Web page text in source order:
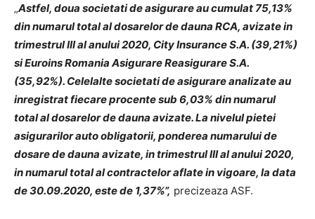
„Astfel, doua societati de asigurare au cumulat 75,13%
din numarul total al dosarelor de dauna RCA, avizate in
trimestrul III al anului 2020, City Insurance S.A. (39,21%)
si Euroins Romania Asigurare Reasigurare S.A.
(35,92%). Celelalte societati de asigurare analizate au
inregistrat fiecare procente sub 6,03% din numarul
total al dosarelor de dauna avizate. La nivelul pietei
asigurarilor auto obligatorii, ponderea numarului de
dosare de dauna avizate, in trimestrul III al anului 2020,
in numarul total al contractelor aflate in vigoare, la data
de 30.09.2020, este de 1,37%”, precizeaza ASF.